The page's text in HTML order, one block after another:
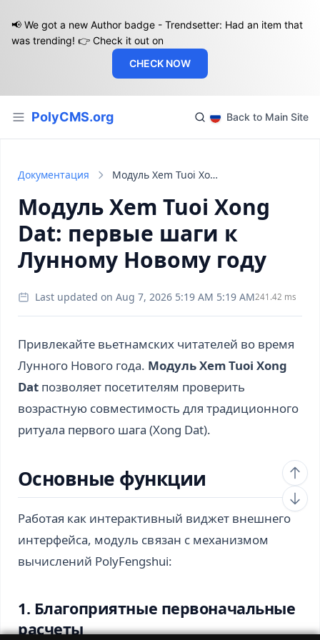
📢 We got a new Author badge - Trendsetter: Had an item that
was trending! 👉 Check it out on
CHECK NOW
PolyCMS.org Back to Main Site
Документация Модуль Xem Tuoi Xong Dat: первые шаги к Лунному Новому году
Модуль Xem Tuoi Xong
Dat: первые шаги к
Лунному Новому году
Last updated on Aug 7, 2026 5:19 AM 5:19 AM241.42 ms
Привлекайте вьетнамских читателей во время
Лунного Нового года. Модуль Xem Tuoi Xong
Dat позволяет посетителям проверить
возрастную совместимость для традиционного
ритуала первого шага (Xong Dat).
Основные функции
Работая как интерактивный виджет внешнего
интерфейса, модуль связан с механизмом
вычислений PolyFengshui:
1. Благоприятные первоначальные
расчеты